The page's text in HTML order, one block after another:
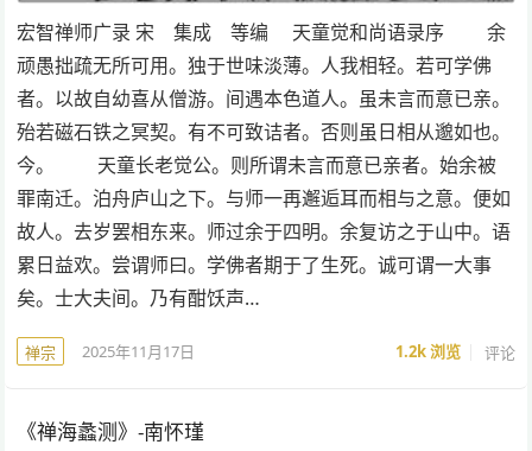
宏智禅师广录 宋 集成 等编 天童觉和尚语录序 余
顽愚拙疏无所可用。独于世味淡薄。人我相轻。若可学佛
者。以故自幼喜从僧游。间遇本色道人。虽未言而意已亲。
殆若磁石铁之冥契。有不可致诘者。否则虽日相从邈如也。
今。 天童长老觉公。则所谓未言而意已亲者。始余被
罪南迁。泊舟庐山之下。与师一再邂逅耳而相与之意。便如
故人。去岁罢相东来。师过余于四明。余复访之于山中。语
累日益欢。尝谓师曰。学佛者期于了生死。诚可谓一大事
矣。士大夫间。乃有酣饫声…
禅宗 2025年11月17日 1.2k浏览 评论
《禅海蠡测》-南怀瑾